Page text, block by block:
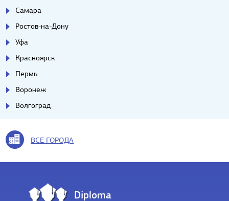
Самара
Ростов-на-Дону
Уфа
Красноярск
Пермь
Воронеж
Волгоград
ВСЕ ГОРОДА
Diploma